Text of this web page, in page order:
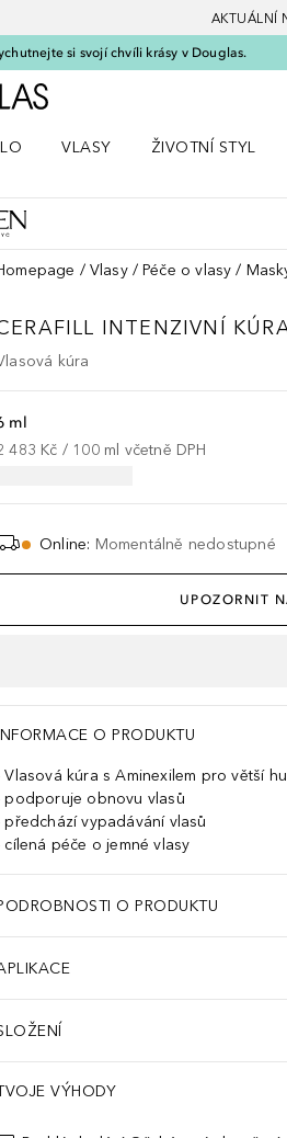
AKTUÁLNÍ
si svojí chvíli krásy v Douglas.
Domů
VLASY
ŽIVOTNÍ STYL
Vlasy Péče o vlasy
INTENZIVNÍ
kúra
ml
483 Kč / 100 ml včetně DPH
Online: Momentálně nedostupné
UPOZORNIT
O PRODUKTU
Vlasová kúra s Aminexilem pro větší
podporuje obnovu vlasů
předchází vypadávání vlasů
cílená péče o jemné vlasy
O PRODUKTU
VÝHODY